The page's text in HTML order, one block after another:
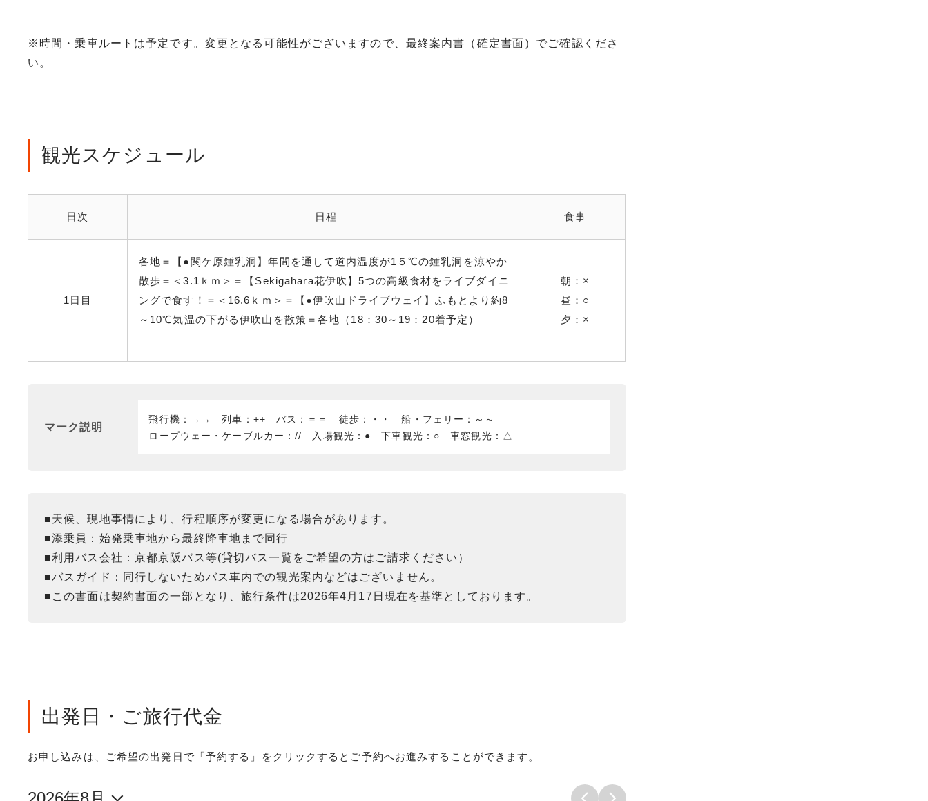
※時間・乗車ルートは予定です。変更となる可能性がございますので、最終案内書（確定書面）でご確認くださ
い。
観光スケジュール
日次 日程 食事
1日目
各地＝【●関ケ原鍾乳洞】年間を通して道内温度が1５℃の鍾乳洞を涼やか
散歩＝＜3.1ｋｍ＞＝【Sekigahara花伊吹】5つの高級食材をライブダイニ
ングで食す！＝＜16.6ｋｍ＞＝【●伊吹山ドライブウェイ】ふもとより約8
～10℃気温の下がる伊吹山を散策＝各地（18：30～19：20着予定）
朝：×
昼：○
夕：×
マーク説明
飛行機：→→ 列車：++ バス：＝＝ 徒歩：・・ 船・フェリー：～～
ロープウェー・ケーブルカー：// 入場観光：● 下車観光：○ 車窓観光：△
■天候、現地事情により、行程順序が変更になる場合があります。
■添乗員：始発乗車地から最終降車地まで同行
■利用バス会社：京都京阪バス等(貸切バス一覧をご希望の方はご請求ください）
■バスガイド：同行しないためバス車内での観光案内などはございません。
■この書面は契約書面の一部となり、旅行条件は2026年4月17日現在を基準としております。
出発日・ご旅行代金
お申し込みは、ご希望の出発日で「予約する」をクリックするとご予約へお進みすることができます。